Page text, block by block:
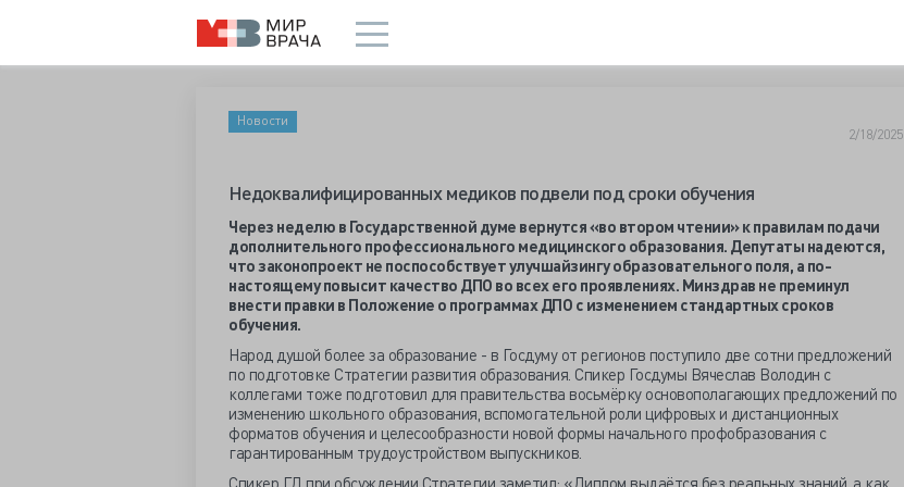
Новости
2/18/2025
Недоквалифицированных медиков подвели под сроки обучения
Через неделю в Государственной думе вернутся «во втором чтении» к правилам подачи
дополнительного профессионального медицинского образования. Депутаты надеются,
что законопроект не поспособствует улучшайзингу образовательного поля, а по-
настоящему повысит качество ДПО во всех его проявлениях. Минздрав не преминул
внести правки в Положение о программах ДПО с изменением стандартных сроков
обучения.
Народ душой более за образование - в Госдуму от регионов поступило две сотни предложений
по подготовке Стратегии развития образования. Спикер Госдумы Вячеслав Володин с
коллегами тоже подготовил для правительства восьмёрку основополагающих предложений по
изменению школьного образования, вспомогательной роли цифровых и дистанционных
форматов обучения и целесообразности новой формы начального профобразования с
гарантированным трудоустройством выпускников.
Спикер ГД при обсуждении Стратегии заметил: «Диплом выдаётся без реальных знаний, а как